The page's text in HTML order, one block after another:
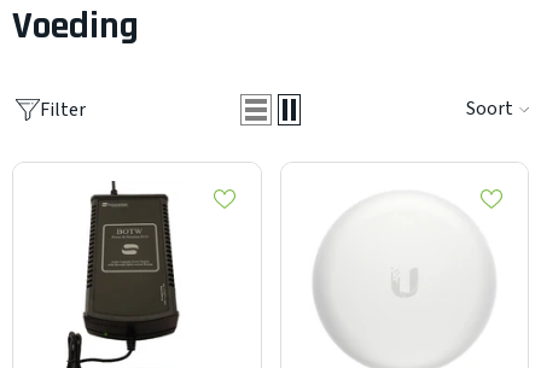
Voeding
Filter Soort